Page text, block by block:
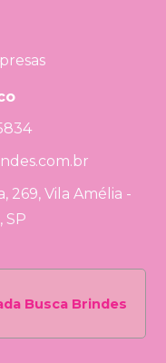
269, Vila Amélia -
SP
Busca Brindes